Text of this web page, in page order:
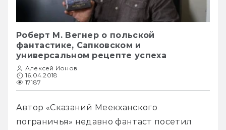
Роберт М. Вегнер о польской
фантастике, Сапковском и
универсальном рецепте успеха
Алексей Ионов
16.04.2018
17187
Автор «Сказаний Меекханского
пограничья» недавно фантаст посетил